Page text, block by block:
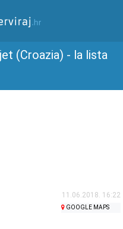
(Croazia) - la lista
11.06.2018. 16:22
GOOGLE MAPS